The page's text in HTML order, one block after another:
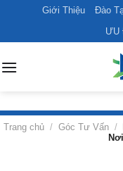
content
Giới Thiệu Đào
ƯU
Trang chủ / Góc Tư Vấn /